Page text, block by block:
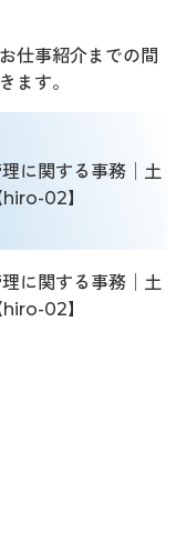
仕事紹介までの間
ます。
理に関する事務│土
02】
理に関する事務│土
02】